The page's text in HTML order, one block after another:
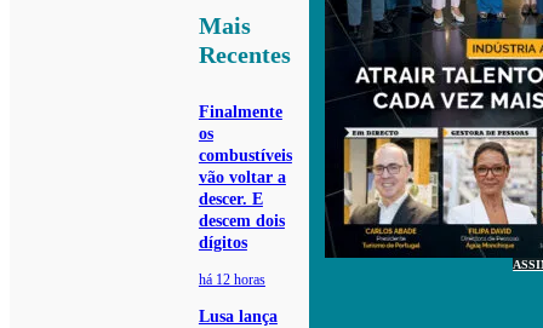
Mais
Recentes
Finalmente
os
combustíveis
vão voltar a
descer. E
descem dois
dígitos
há 12 horas
Lusa lança